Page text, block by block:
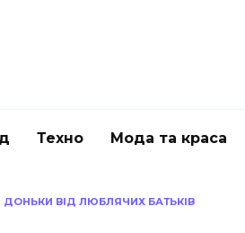
Техно Мода та краса
ВІД ЛЮБЛЯЧИХ БАТЬКІВ